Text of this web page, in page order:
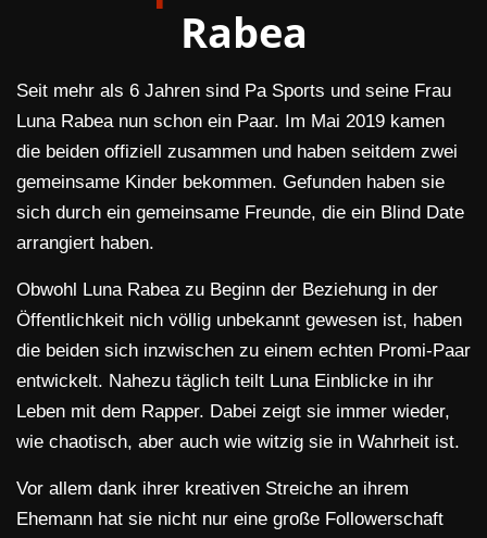
Rabea
Seit mehr als 6 Jahren sind Pa Sports und seine Frau
Luna Rabea nun schon ein Paar. Im Mai 2019 kamen
die beiden offiziell zusammen und haben seitdem zwei
gemeinsame Kinder bekommen. Gefunden haben sie
sich durch ein gemeinsame Freunde, die ein Blind Date
arrangiert haben.
Obwohl Luna Rabea zu Beginn der Beziehung in der
Öffentlichkeit nich völlig unbekannt gewesen ist, haben
die beiden sich inzwischen zu einem echten Promi-Paar
entwickelt. Nahezu täglich teilt Luna Einblicke in ihr
Leben mit dem Rapper. Dabei zeigt sie immer wieder,
wie chaotisch, aber auch wie witzig sie in Wahrheit ist.
Vor allem dank ihrer kreativen Streiche an ihrem
Ehemann hat sie nicht nur eine große Followerschaft